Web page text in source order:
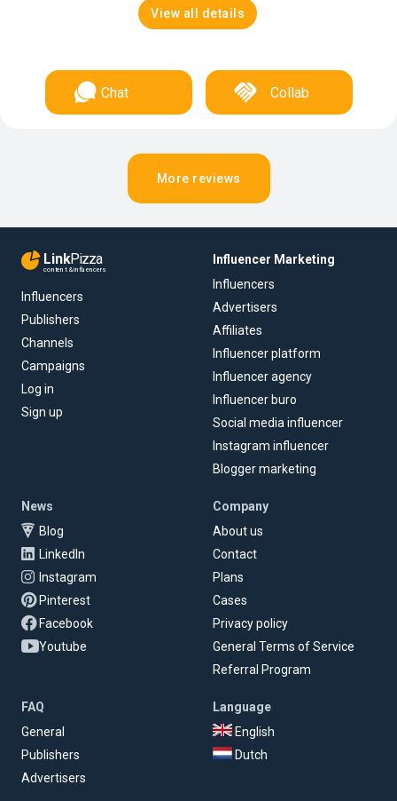
View all details
Chat Collab
More reviews
LinkPizza
content & influencers
Influencers
Publishers
Channels
Campaigns
Log in
Sign up
Influencer Marketing
Influencers
Advertisers
Affiliates
Influencer platform
Influencer agency
Influencer buro
Social media influencer
Instagram influencer
Blogger marketing
News
Blog
LinkedIn
Instagram
Pinterest
Facebook
Youtube
Company
About us
Contact
Plans
Cases
Privacy policy
General Terms of Service
Referral Program
FAQ
General
Publishers
Advertisers
Language
English
Dutch